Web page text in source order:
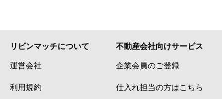
リビンマッチについて
運営会社
利用規約
不動産会社向けサービス
企業会員のご登録
仕入れ担当の方はこちら